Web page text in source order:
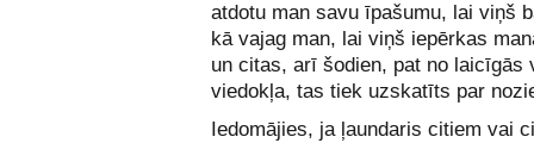
atdotu man savu īpašumu, lai viņš
kā vajag man, lai viņš iepērkas
un citas, arī šodien, pat no laicīgās
viedokļa, tas tiek uzskatīts par
Iedomājies, ja ļaundaris citiem vai